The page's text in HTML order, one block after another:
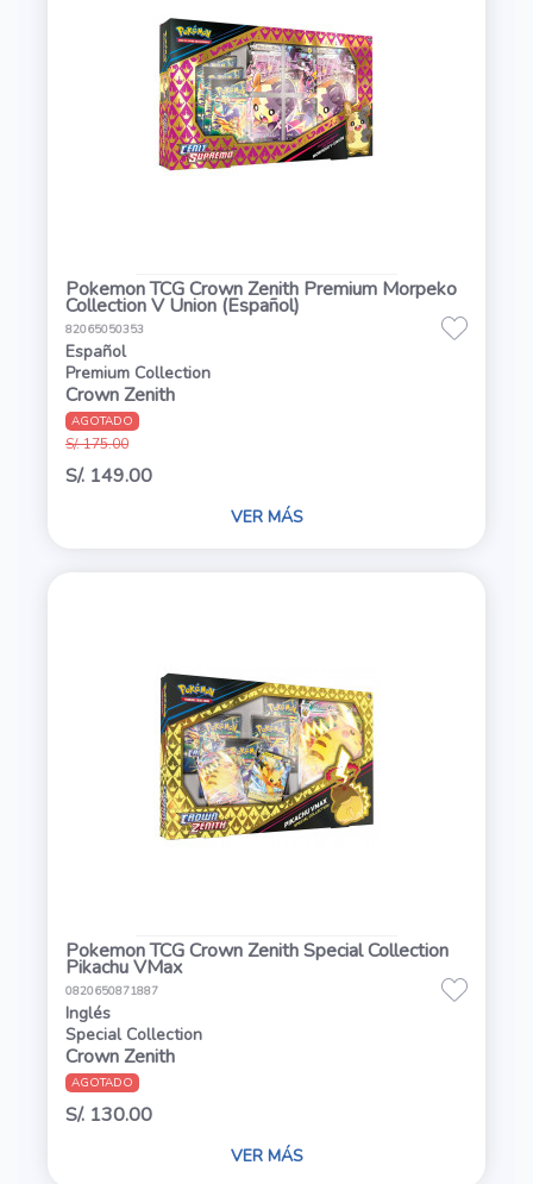
Pokemon TCG Crown Zenith Premium Morpeko
Collection V Union (Español)
82065050353
Español
Premium Collection
Crown Zenith
AGOTADO
S/. 175.00
S/. 149.00
VER MÁS
Pokemon TCG Crown Zenith Special Collection
Pikachu VMax
0820650871887
Inglés
Special Collection
Crown Zenith
AGOTADO
S/. 130.00
VER MÁS